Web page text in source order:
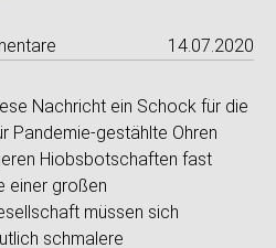
14.07.2020
Nachricht ein Schock für die
Pandemie-gestählte Ohren
Hiobsbotschaften fast
einer großen
müssen sich
schmalere